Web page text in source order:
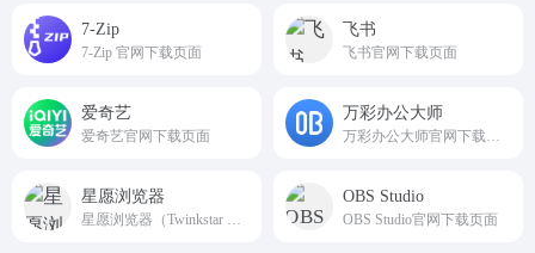
7-Zip
7-Zip 官网下载页面
飞书
飞书官网下载页面
爱奇艺
爱奇艺官网下载页面
万彩办公大师
星愿浏览器 OBS Studio
OBS Studio官网下载页面